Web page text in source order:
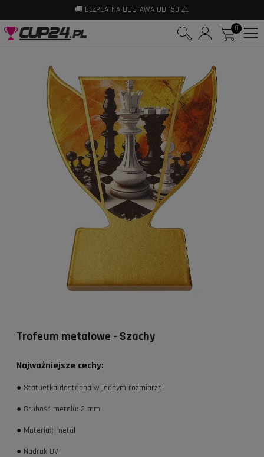
🚚 BEZPŁATNA DOSTAWA OD 150 ZŁ
0
Trofeum metalowe - Szachy
Najważniejsze cechy:
● Statuetka dostępna w jednym rozmiarze
● Grubość metalu: 2 mm
● Materiał: metal
● Nadruk UV